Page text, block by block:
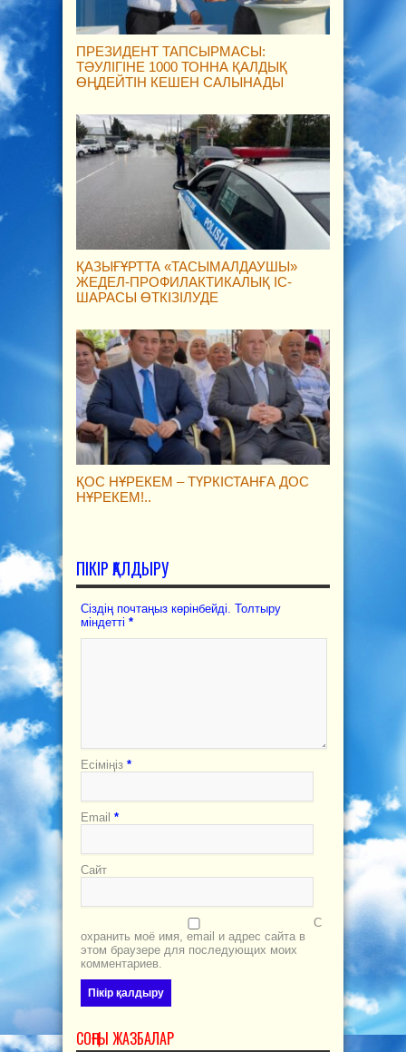
ПРЕЗИДЕНТ ТАПСЫРМАСЫ:
ТӘУЛІГІНЕ 1000 ТОННА ҚАЛДЫҚ
ӨҢДЕЙТІН КЕШЕН САЛЫНАДЫ
ҚАЗЫҒҰРТТА «ТАСЫМАЛДАУШЫ»
ЖЕДЕЛ-ПРОФИЛАКТИКАЛЫҚ ІС-
ШАРАСЫ ӨТКІЗІЛУДЕ
ҚОС НҰРЕКЕМ – ТҮРКІСТАНҒА ДОС
НҰРЕКЕМ!..
ПІКІР ҚАЛДЫРУ
Сіздің почтаңыз көрінбейді. Толтыру
міндетті *
Есіміңіз *
Email *
Сайт
С
охранить моё имя, email и адрес сайта в
этом браузере для последующих моих
комментариев.
СОҢҒЫ ЖАЗБАЛАР